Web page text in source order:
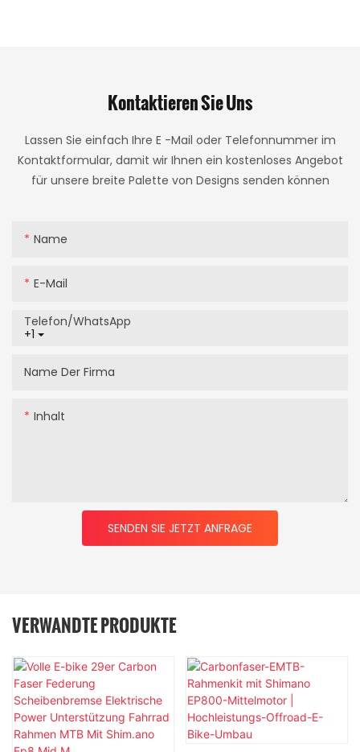
Kontaktieren Sie Uns
Lassen Sie einfach Ihre E -Mail oder Telefonnummer im
Kontaktformular, damit wir Ihnen ein kostenloses Angebot
für unsere breite Palette von Designs senden können
Name
E-Mail
+1
Telefon/WhatsApp
Name Der Firma
Inhalt
SENDEN SIE JETZT ANFRAGE
VERWANDTE PRODUKTE